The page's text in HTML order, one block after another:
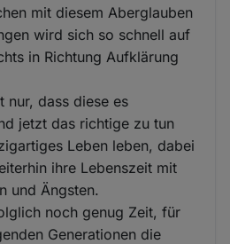
mit diesem Aberglauben
wird sich so schnell auf
in Richtung Aufklärung
nur, dass diese es
jetzt das richtige zu tun
Leben leben, dabei
ihre Lebenszeit mit
und Ängsten.
noch genug Zeit, für
Generationen die